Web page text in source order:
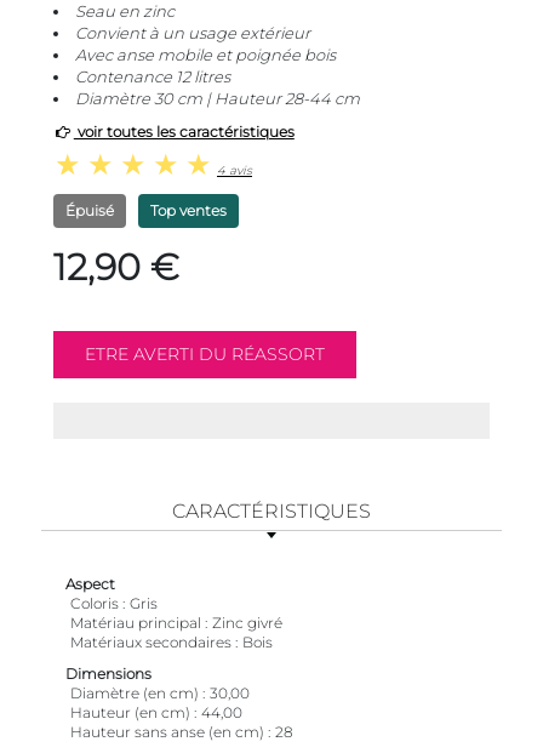
Seau en zinc
Convient à un usage extérieur
Avec anse mobile et poignée bois
Contenance 12 litres
Diamètre 30 cm | Hauteur 28-44 cm
voir toutes les caractéristiques
4 avis
Épuisé Top ventes
12,90 €
CARACTÉRISTIQUES
Aspect
Coloris Gris
Matériau principal
Zinc givré
Matériaux secondaires
Bois
Dimensions
Diamètre (en cm)
30,00
Hauteur (en cm)
44,00
Hauteur sans anse (en cm)
28